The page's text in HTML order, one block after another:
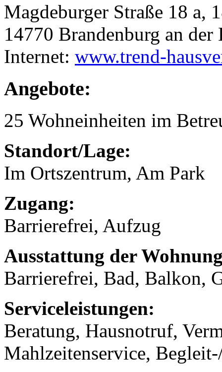
Magdeburger Straße 18 a,
14770 Brandenburg an der
Internet: www.trend-
Angebote:
25 Wohneinheiten im
Standort/Lage:
Im Ortszentrum, Am Park
Zugang:
Barrierefrei, Aufzug
Ausstattung der
Barrierefrei, Bad, Balkon,
Serviceleistungen:
Beratung, Hausnotruf,
Mahlzeitenservice,